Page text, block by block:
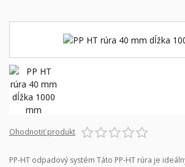
Ohodnotiť produkt
PP-HT odpadový systém Táto PP-HT rúra je